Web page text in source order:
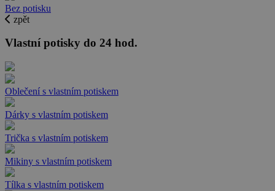
Bez potisku
zpět
Vlastní potisky do 24 hod.
Oblečení s vlastním potiskem
Dárky s vlastním potiskem
Trička s vlastním potiskem
Mikiny s vlastním potiskem
Tílka s vlastním potiskem